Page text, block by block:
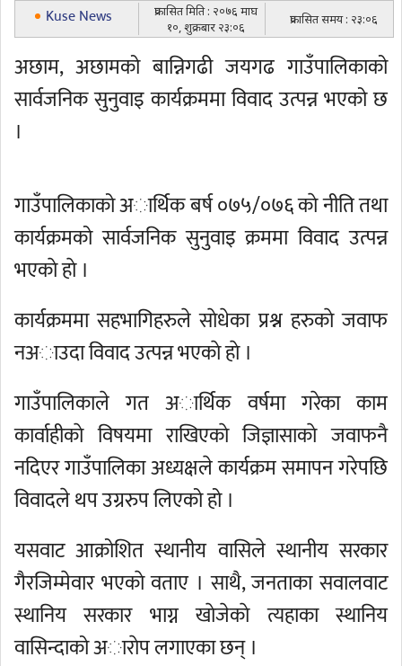
Kuse News
प्रकासित मिति : २०७६ माघ
१०, शुक्रबार २३:०६
प्रकासित समय : २३:०६
अछाम, अछामको बान्निगढी जयगढ गाउँपालिकाको
सार्वजनिक सुनुवाइ कार्यक्रममा विवाद उत्पन्न भएको छ
।
गाउँपालिकाको अार्थिक बर्ष ०७५/०७६ काे नीति तथा
कार्यक्रमको सार्वजनिक सुनुवाइ क्रममा विवाद उत्पन्न
भएकाे हाे ।
कार्यक्रममा सहभागिहरुले साेधेका प्रश्न हरुकाे जवाफ
नअाउदा विवाद उत्पन्न भएकाे हाे ।
गाउँपालिकाले गत अार्थिक वर्षमा गरेका काम
कार्वाहीकाे विषयमा राखिएकाे जिज्ञासाकाे जवाफनै
नदिएर गाउँपालिका अध्यक्षले कार्यक्रम समापन गरेपछि
विवादले थप उग्ररुप लिएको हो ।
यसवाट आक्रोशित स्थानीय वासिले स्थानीय सरकार
गैरजिम्मेवार भएकाे वताए । साथै, जनताका सवालवाट
स्थानिय सरकार भाग्न खाेजेकाे त्यहाका स्थानिय
वासिन्दाको अाराेप लगाएका छन् ।